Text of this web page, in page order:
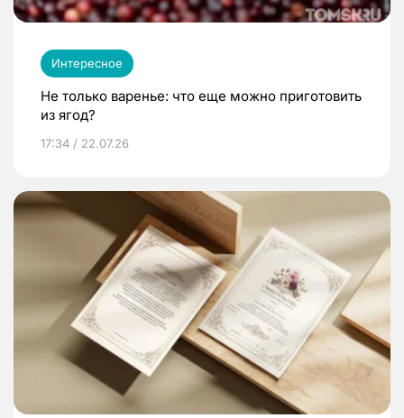
Интересное
Не только варенье: что еще можно приготовить
из ягод?
17:34 / 22.07.26